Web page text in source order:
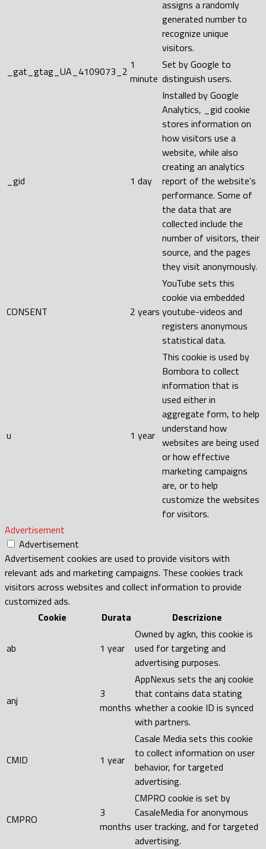
assigns a randomly
generated number to
recognize unique
visitors.
_gat_gtag_UA_4109073_2 1
minute
Set by Google to
distinguish users.
_gid 1 day
Installed by Google
Analytics, _gid cookie
stores information on
how visitors use a
website, while also
creating an analytics
report of the website's
performance. Some of
the data that are
collected include the
number of visitors, their
source, and the pages
they visit anonymously.
CONSENT 2 years
YouTube sets this
cookie via embedded
youtube-videos and
registers anonymous
statistical data.
u 1 year
This cookie is used by
Bombora to collect
information that is
used either in
aggregate form, to help
understand how
websites are being used
or how effective
marketing campaigns
are, or to help
customize the websites
for visitors.
Advertisement
Advertisement
Advertisement cookies are used to provide visitors with
relevant ads and marketing campaigns. These cookies track
visitors across websites and collect information to provide
customized ads.
Cookie
Durata Descrizione
ab 1 year
Owned by agkn, this cookie is
used for targeting and
advertising purposes.
anj
3
months
AppNexus sets the anj cookie
that contains data stating
whether a cookie ID is synced
with partners.
CMID 1 year
Casale Media sets this cookie
to collect information on user
behavior, for targeted
advertising.
CMPRO
3
months
CMPRO cookie is set by
CasaleMedia for anonymous
user tracking, and for targeted
advertising.